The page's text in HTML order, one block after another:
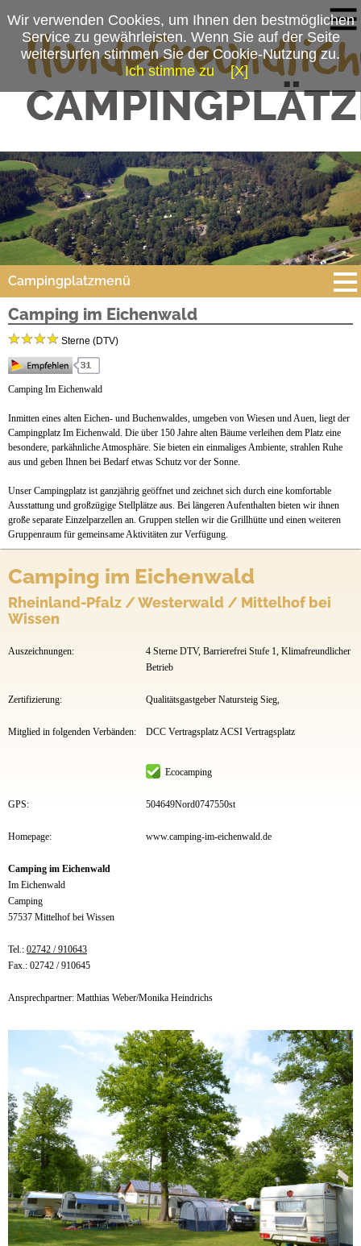
Campingplatzmenü
Platzdaten
Stellplätze
Preise & Prospekte
Camping im Eichenwald
Sterne (DTV)
Camping Im Eichenwald
Inmitten eines alten Eichen- und Buchenwaldes, umgeben von Wiesen und Auen, liegt der
Campingplatz Im Eichenwald. Die über 150 Jahre alten Bäume verleihen dem Platz eine
besondere, parkähnliche Atmosphäre. Sie bieten ein einmaliges Ambiente, strahlen Ruhe
aus und geben Ihnen bei Bedarf etwas Schutz vor der Sonne.
Unser Campingplatz ist ganzjährig geöffnet und zeichnet sich durch eine komfortable
Ausstattung und großzügige Stellplätze aus. Bei längeren Aufenthalten bieten wir ihnen
große separate Einzelparzellen an. Gruppen stellen wir die Grillhütte und einen weiteren
Gruppenraum für gemeinsame Aktivitäten zur Verfügung.
Camping im Eichenwald
Rheinland-Pfalz / Westerwald / Mittelhof bei
Wissen
Auszeichnungen:
4 Sterne DTV, Barrierefrei Stufe 1, Klimafreundlicher
Betrieb
Zertifizierung: Qualitätsgastgeber Natursteig Sieg,
Mitglied in folgenden Verbänden: DCC Vertragsplatz ACSI Vertragsplatz
Ecocamping
GPS: 504649Nord0747550st
Homepage: www.camping-im-eichenwald.de
Camping im Eichenwald
Im Eichenwald
Camping
57537 Mittelhof bei Wissen
Tel.: 02742 / 910643
Fax.: 02742 / 910645
Ansprechpartner: Matthias Weber/Monika Heindrichs
Wir verwenden Cookies, um Ihnen den bestmöglichen
Service zu gewährleisten. Wenn Sie auf der Seite
weitersurfen stimmen Sie der Cookie-Nutzung zu.
Ich stimme zu
[X]